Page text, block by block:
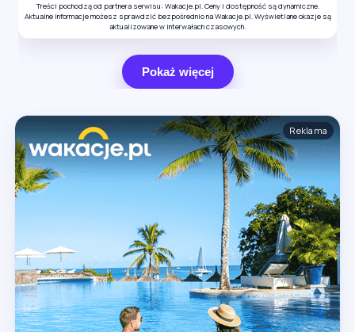
Treści pochodzą od partnera serwisu: Wakacje.pl. Ceny i dostępność są dynamiczne.
Aktualne informacje możesz sprawdzić bezpośrednio na Wakacje.pl. Wyświetlane okazje są
aktualizowane w interwałach czasowych.
Pokaż więcej
Reklama